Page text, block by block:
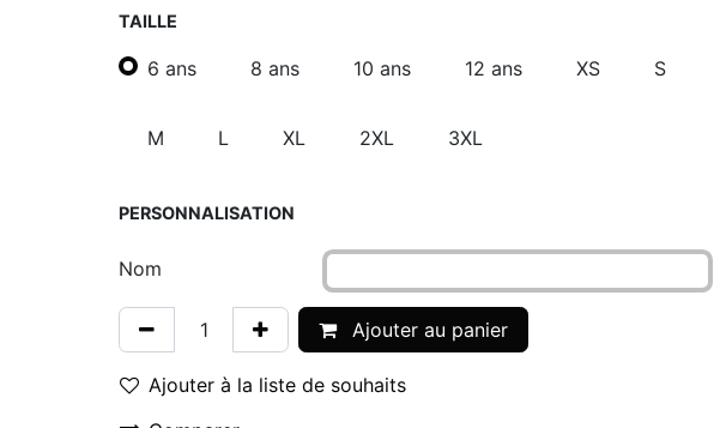
TAILLE
6 ans 8 ans 10 ans 12 ans XS S
M L XL 2XL 3XL
PERSONNALISATION
Nom
Ajouter au panier
Ajouter à la liste de souhaits